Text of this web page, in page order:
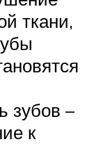
ткани,
зубов –
к